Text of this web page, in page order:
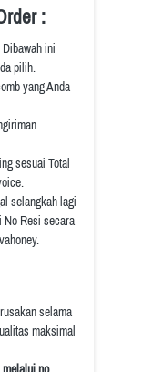
:
Dibawah ini
pilih.
yang Anda
sesuai Total
selangkah lagi
Resi secara
selama
maksimal